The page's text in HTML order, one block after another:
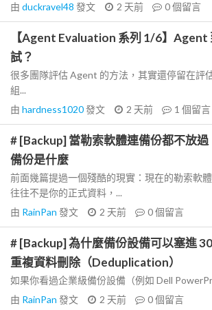
由 duckravel48 發文 2 天前 0個留言
【Agent Evaluation 系列 1/6】Agent
試？
很多團隊評估 Agent 的方法，其實還停留在評
組...
由 hardness1020發文 2 天前 1 個留言
# [Backup] 當勒索軟體連備份都不放
備份是什麼
前面幾篇提過一個殘酷的現實：現在的勒索軟
往往不是你的正式資料，...
由 RainPan 發文 2 天前 0個留言
# [Backup] 為什麼備份設備可以塞進
重複資料刪除（Deduplication）
如果你看過企業級備份設備（例如 Dell
由 RainPan 發文 2 天前 0個留言